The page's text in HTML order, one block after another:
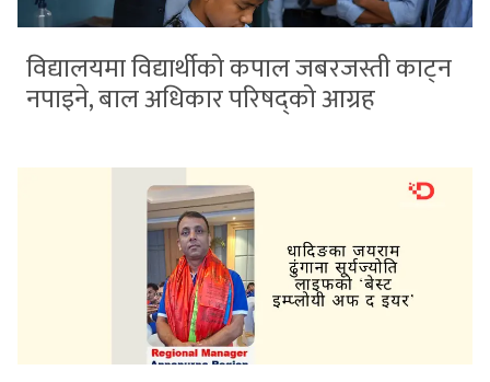
विद्यालयमा विद्यार्थीको कपाल जबरजस्ती काट्न
नपाइने, बाल अधिकार परिषद्को आग्रह